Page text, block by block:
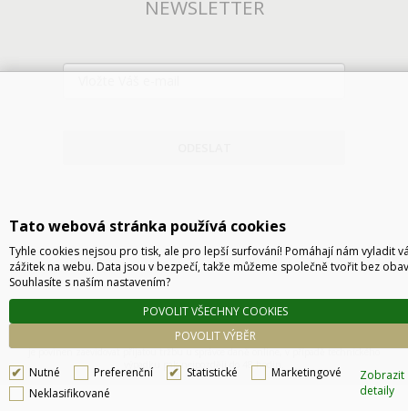
NEWSLETTER
Technické řešení © 2026 CyberSoft s.r.o.
Podle zákona o evidenci tržeb je prodávající povinen vystavit kupujícímu účtenku. Zároveň
je povinen zaevidovat přijatou tržbu u správce daně online, v případě technického
výpadku pak nejpozději do 48 hodin.
Tato webová stránka používá cookies
Tyhle cookies nejsou pro tisk, ale pro lepší surfování! Pomáhají nám vyladit
zážitek na webu. Data jsou v bezpečí, takže můžeme společně tvořit bez
Souhlasíte s naším nastavením?
POVOLIT VÝBĚR
POVOLIT VŠECHNY COOKIES
Nutné Preferenční Statistické
Marketingové
Neklasifikované
Zobrazit
detaily